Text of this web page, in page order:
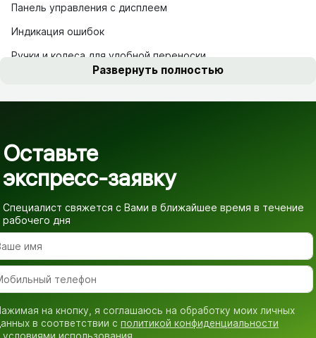
Панель управления с дисплеем
Индикация ошибок
Ручки и колеса для удобной переноски
Развернуть полностью
Оставьте
экспресс-заявку
Специалист свяжется с Вами в ближайшее время в течение
рабочего дня
на кнопку, я соглашаюсь на обработку моих личных
в соответствии с политикой конфиденциальности
условиями использования